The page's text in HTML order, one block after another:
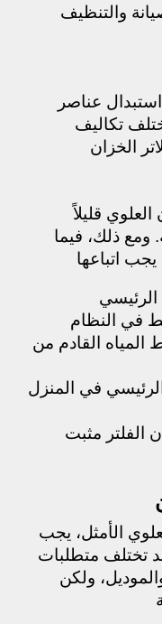
والتنظيف
عناصر
تكاليف
الخزان
قليلاً
ومع ذلك، فيما
القادم من
في المنزل
الفلتر مثبت
الأمثل، يجب
تختلف متطلبات
ولكن